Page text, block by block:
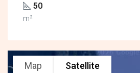
50
m²
Map Satellite